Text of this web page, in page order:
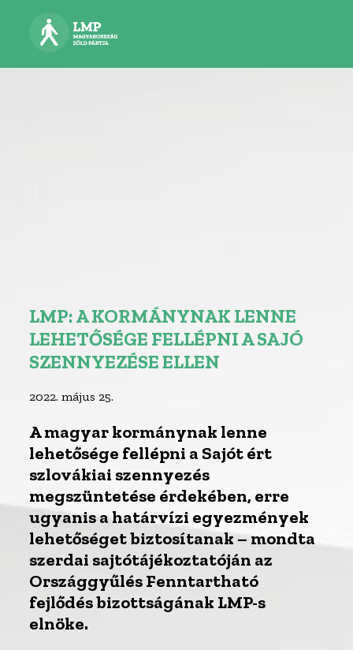
LMP: A KORMÁNYNAK LENNE
LEHETŐSÉGE FELLÉPNI A SAJÓ
SZENNYEZÉSE ELLEN
2022. május 25.
A magyar kormánynak lenne
lehetősége fellépni a Sajót ért
szlovákiai szennyezés
megszüntetése érdekében, erre
ugyanis a határvízi egyezmények
lehetőséget biztosítanak – mondta
szerdai sajtótájékoztatóján az
Országgyűlés Fenntartható
fejlődés bizottságának LMP-s
elnöke.